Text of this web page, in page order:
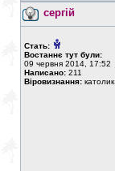
сергій
Стать:
Востаннє тут були:
09 червня 2014, 17:52
Написано: 211
Віровизнання: католик